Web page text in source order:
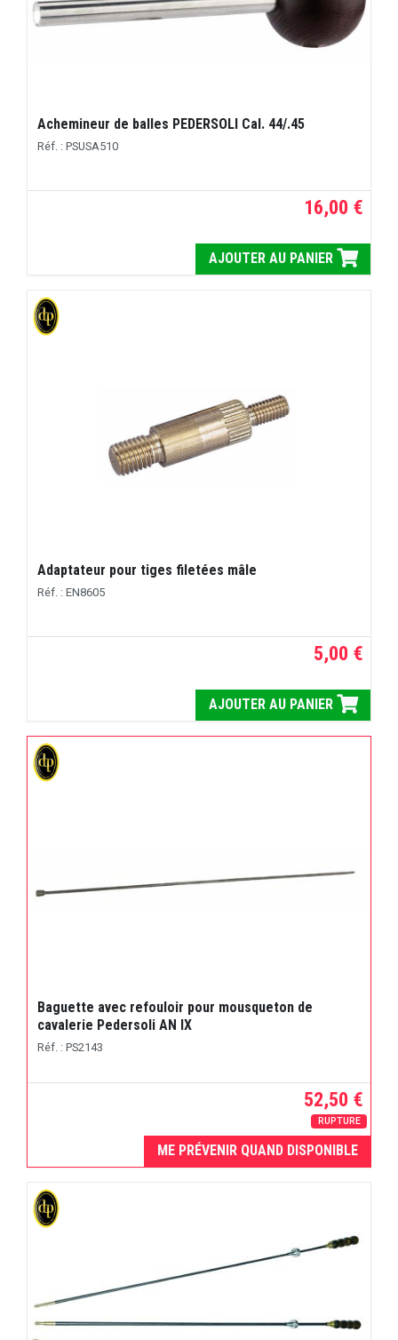
Achemineur de balles PEDERSOLI Cal. 44/.45
Réf. : PSUSA510
16,00 €
AJOUTER AU PANIER
Adaptateur pour tiges filetées mâle
Réf. : EN8605
5,00 €
AJOUTER AU PANIER
Baguette avec refouloir pour mousqueton de
cavalerie Pedersoli AN IX
Réf. : PS2143
52,50 €
RUPTURE
ME PRÉVENIR QUAND DISPONIBLE